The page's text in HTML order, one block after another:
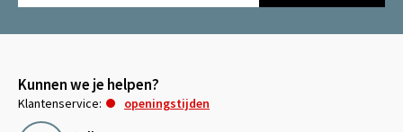
Kunnen we je helpen?
Klantenservice:
openingstijden